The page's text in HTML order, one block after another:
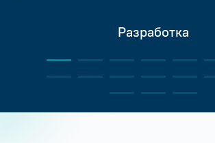
Разработка